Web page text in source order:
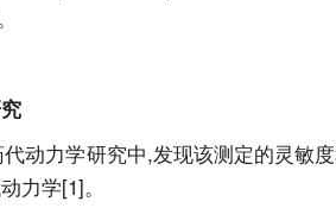
动力学研究中,发现该测定的灵敏
力学[1]。